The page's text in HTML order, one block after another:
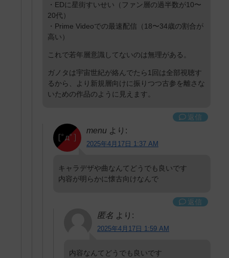
・EDに星街すいせい（ファン層の過半数が10〜
20代）
・Prime Videoでの最速配信（18〜34歳の割合が
高い）
これで若年層意識してないのは無理がある。
ガノタは宇宙世紀が絡んでたら1回は全部視聴す
るから、より新規層向けに振りつつ古参を離さな
いための作品のように見えます。
返信
menu より:
2025年4月17日 1:37 AM
キャラデザや曲なんてどうでも良いです
内容が明らかに懐古向けなんで
返信
匿名 より:
2025年4月17日 1:59 AM
内容なんてどうでも良いです